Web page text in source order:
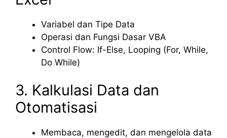
Variabel dan Tipe Data
Operasi dan Fungsi Dasar VBA
Control Flow: If-Else, Looping (For, While,
Do While)
3. Kalkulasi Data dan
Otomatisasi
Membaca, mengedit, dan mengelola data